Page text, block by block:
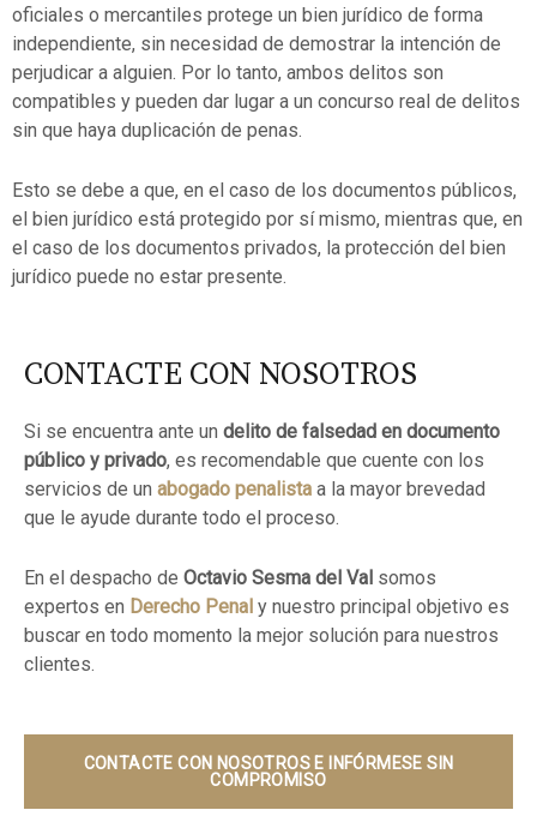
oficiales o mercantiles protege un bien jurídico de forma
independiente, sin necesidad de demostrar la intención de
perjudicar a alguien. Por lo tanto, ambos delitos son
compatibles y pueden dar lugar a un concurso real de delitos
sin que haya duplicación de penas.
Esto se debe a que, en el caso de los documentos públicos,
el bien jurídico está protegido por sí mismo, mientras que, en
el caso de los documentos privados, la protección del bien
jurídico puede no estar presente.
CONTACTE CON NOSOTROS
Si se encuentra ante un delito de falsedad en documento
público y privado, es recomendable que cuente con los
servicios de un abogado penalista a la mayor brevedad
que le ayude durante todo el proceso.
En el despacho de Octavio Sesma del Val somos
expertos en Derecho Penal y nuestro principal objetivo es
buscar en todo momento la mejor solución para nuestros
clientes.
CONTACTE CON NOSOTROS E INFÓRMESE SIN
COMPROMISO